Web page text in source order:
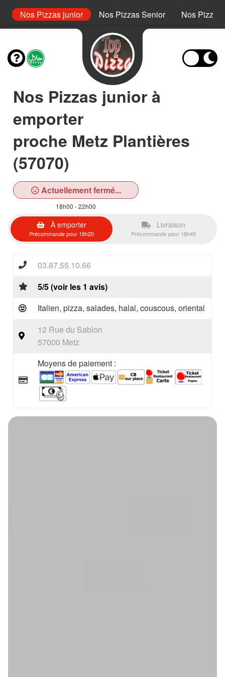
Nos Pizzas junior Nos Pizzas Senior Nos Pizzas
Nos Pizzas junior à
emporter
proche Metz Plantières
(57070)
Actuellement fermé...
18h00 - 22h00
À emporter
Précommande pour 18h20
Livraison
Précommande pour 18h45
03.87.55.10.66
5/5 (voir les 1 avis)
Italien, pizza, salades, halal, couscous, oriental
12 Rue du Sablon
57000 Metz
Moyens de paiement :